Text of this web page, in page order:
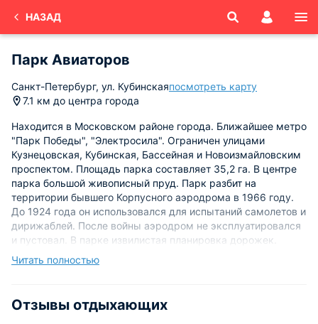
НАЗАД
Парк Авиаторов
Санкт-Петербург, ул. Кубинскаяпосмотреть карту
7.1 км до центра города
Находится в Московском районе города. Ближайшее метро
"Парк Победы", "Электросила". Ограничен улицами
Кузнецовская, Кубинская, Бассейная и Новоизмайловским
проспектом. Площадь парка составляет 35,2 га. В центре
парка большой живописный пруд. Парк разбит на
территории бывшего Корпусного аэродрома в 1966 году.
До 1924 года он использовался для испытаний самолетов и
дирижаблей. После войны аэродром не эксплуатировался
и пустовал. В парке извилистая планировка дорожек.
На берегу пруда в 1968 году возведен памятник военным
стрелы. На нем установлен истребитель МИГ-19,
устремленный в небо. Это ранее действующий настоящий
Читать полностью
Отзывы отдыхающих